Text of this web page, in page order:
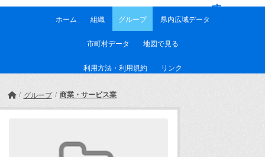
す
ホーム 組織 グループ 県内広域データ
市町村データ 地図で見る
利用方法・利用規約 リンク
グループ 商業・サービス業